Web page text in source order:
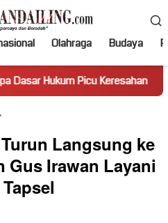
Olahraga Budaya
Keresahan Truk Miring
Langsung ke
Gus Irawan Layani